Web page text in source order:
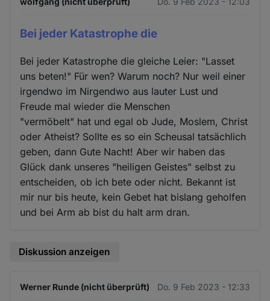
Bei jeder Katastrophe die
Bei jeder Katastrophe die gleiche Leier: "Lasset
uns beten!" Für wen? Warum noch? Nur weil einer
irgendwo im Nirgendwo aus lauter Lust und
Freude mal wieder die Menschen
"vermöbelt" hat und egal ob Jude, Moslem, Christ
oder Atheist? Sollte es so ein Scheusal tatsächlich
geben, dann Gute Nacht! Aber wir haben das
Glück dank unseres "heiligen Geistes" selbst zu
entscheiden, ob ich bete oder nicht. Bekannt ist
mir nur bis heute, kein Gebet hat bislang geholfen
und bei Arm ab bist du halt arm dran.
Diskussion anzeigen
Werner Runde (nicht überprüft) Do. 9 Feb 2023 - 12:33
Cookies